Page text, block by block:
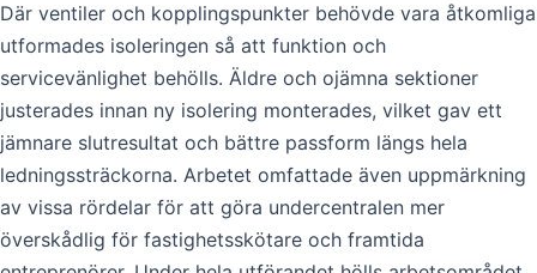
Där ventiler och kopplingspunkter behövde vara åtkomliga
utformades isoleringen så att funktion och
servicevänlighet behölls. Äldre och ojämna sektioner
justerades innan ny isolering monterades, vilket gav ett
jämnare slutresultat och bättre passform längs hela
ledningssträckorna. Arbetet omfattade även uppmärkning
av vissa rördelar för att göra undercentralen mer
överskådlig för fastighetsskötare och framtida